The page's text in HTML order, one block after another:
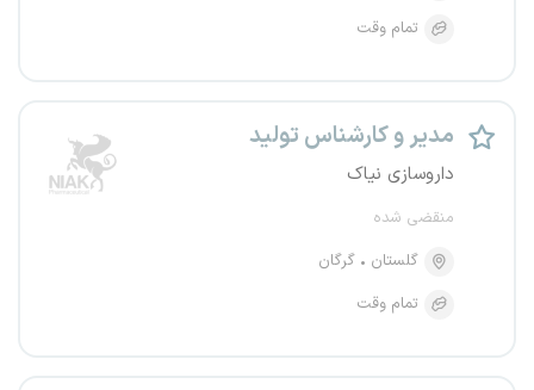
تمام وقت
مدیر و کارشناس تولید
داروسازی نیاک
منقضی شده
گلستان
گرگان
تمام وقت